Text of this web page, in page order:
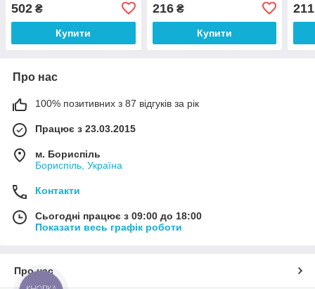
502 ₴
Купити
216₴
Купити
211
Про нас
100% позитивних з 87 відгуків за рік
Працює з 23.03.2015
м. Бориспіль
Бориспіль, Україна
Контакти
Сьогодні працює з 09:00 до 18:00
Показати весь графік роботи
Про нас